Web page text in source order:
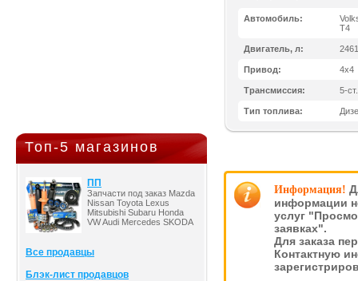
Топ-5 магазинов
ПП
Запчасти под заказ Mazda
Nissan Toyota Lexus
Mitsubishi Subaru Honda
VW Audi Mercedes SKODA
Все продавцы
Блэк-лист продавцов
Автомобиль:
T4
Двигатель, л: 2461
Привод: 4x4
Трансмиссия: 5-
Тип топлива:
Информация!
информации
услуг
заявках".
Для заказа
Контактную